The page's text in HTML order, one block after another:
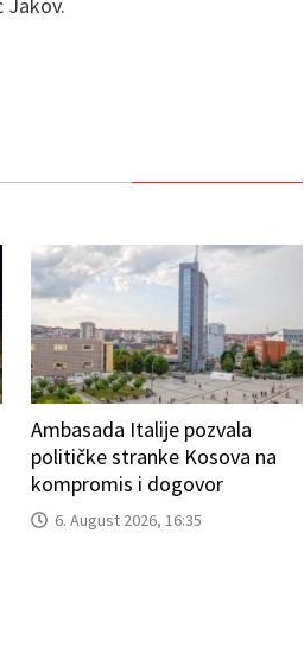
Ambasada Italije pozvala
političke stranke Kosova na
kompromis i dogovor
6. August 2026, 16:35